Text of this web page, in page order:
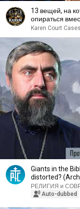
13 вещей, на
опираться
Karen Court Cases
Giants in the
distorted?
РЕЛИГИЯ и
Auto-dubbed